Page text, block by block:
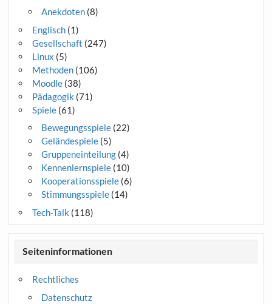
Anekdoten(8)
Englisch(1)
Gesellschaft (247)
Linux (5)
Methoden(106)
Moodle(38)
Pädagogik (71)
Spiele(61)
Bewegungsspiele(22)
Geländespiele(5)
Gruppeneinteilung(4)
Kennenlernspiele(10)
Kooperationsspiele(6)
Stimmungsspiele(14)
Tech-Talk (118)
Seiteninformationen
Rechtliches
Datenschutz